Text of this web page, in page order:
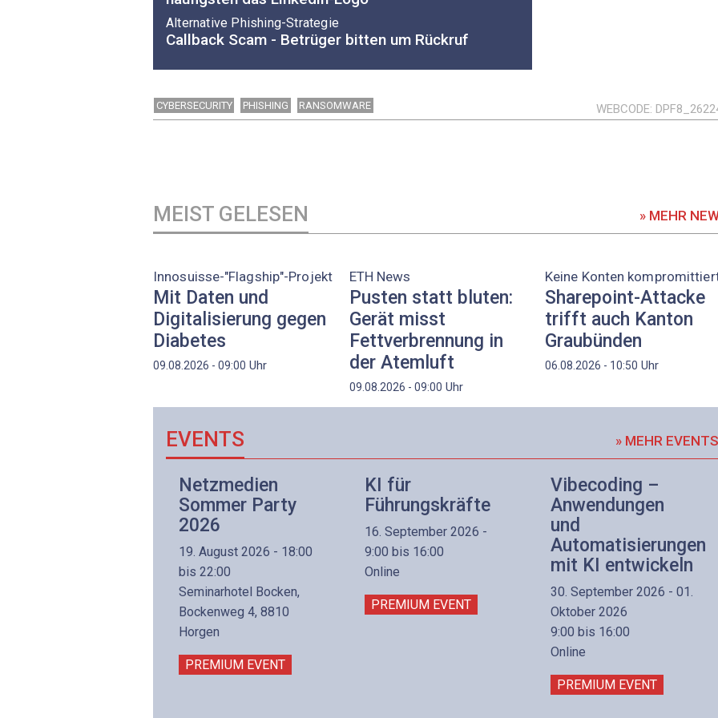
Alternative Phishing-Strategie
Callback Scam - Betrüger bitten um Rückruf
CYBERSECURITY PHISHING RANSOMWARE WEBCODE
MEIST GELESEN » MEHR
Innosuisse-"Flagship"-Projekt
Mit Daten und
Digitalisierung gegen
Diabetes
09.08.2026 - 09:00 Uhr
ETH News
Pusten statt bluten:
Gerät misst
Fettverbrennung in
der Atemluft
09.08.2026 - 09:00 Uhr
Keine Konten
Sharepoint-Attacke
trifft auch Kanton
Graubünden
06.08.2026 - 10:50 Uhr
EVENTS » MEHR EVENTS
Netzmedien
Sommer Party
2026
19. August 2026 - 18:00
bis 22:00
Seminarhotel Bocken,
Bockenweg 4, 8810
Horgen
PREMIUM EVENT
KI für
Führungskräfte
16. September 2026 -
9:00 bis 16:00
Online
PREMIUM EVENT
Vibecoding –
Anwendungen
und
Automatisierungen
mit KI entwickeln
30. September 2026 - 01.
Oktober 2026
9:00 bis 16:00
Online
PREMIUM EVENT